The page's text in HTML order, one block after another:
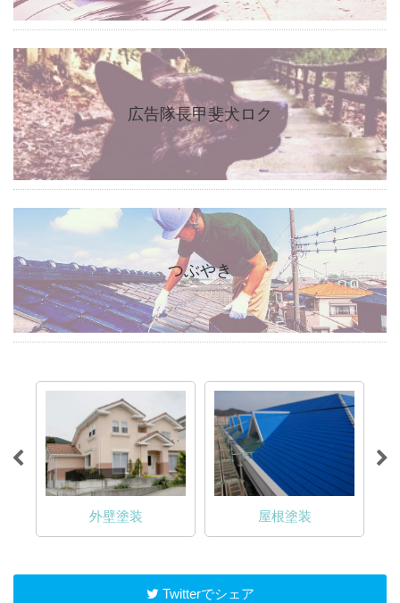
広告隊長甲斐犬ロク
つぶやき
外壁塗装 屋根塗装
Twitterでシェア